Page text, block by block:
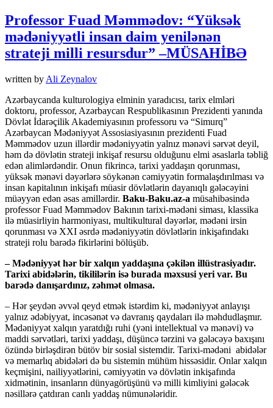
Professor Fuad Məmmədov: “Yüksək
mədəniyyətli insan daim yenilənən
strateji milli resursdur” –MÜSAHİBƏ
written by Ali Zeynalov
Azərbaycanda kulturologiya elminin yaradıcısı, tarix elmləri
doktoru, professor, Azərbaycan Respublikasının Prezidenti yanında
Dövlət İdarəçilik Akademiyasının professoru və “Simurq”
Azərbaycan Mədəniyyət Assosiasiyasının prezidenti Fuad
Məmmədov uzun illərdir mədəniyyətin yalnız mənəvi sərvət deyil,
həm də dövlətin strateji inkişaf resursu olduğunu elmi əsaslarla təbliğ
edən alimlərdəndir. Onun fikrincə, tarixi yaddaşın qorunması,
yüksək mənəvi dəyərlərə söykənən cəmiyyətin formalaşdırılması və
insan kapitalının inkişafı müasir dövlətlərin dayanıqlı gələcəyini
müəyyən edən əsas amillərdir. Baku-Baku.az-a müsahibəsində
professor Fuad Məmmədov Bakının tarixi-mədəni siması, klassika
ilə müasirliyin harmoniyası, multikultural dəyərlər, mədəni irsin
qorunması və XXI əsrdə mədəniyyətin dövlətlərin inkişafındakı
strateji rolu barədə fikirlərini bölüşüb.
– Mədəniyyət hər bir xalqın yaddaşına çəkilən illüstrasiyadır.
Tarixi abidələrin, tikililərin isə burada məxsusi yeri var. Bu
barədə danışardınız, zəhmət olmasa.
– Hər şeydən əvvəl qeyd etmək istərdim ki, mədəniyyət anlayışı
yalnız ədəbiyyat, incəsənət və davranış qaydaları ilə məhdudlaşmır.
Mədəniyyət xalqın yaratdığı ruhi (yəni intellektual və mənəvi) və
maddi sərvətləri, tarixi yaddaşı, düşüncə tərzini və gələcəyə baxışını
özündə birləşdirən bütöv bir sosial sistemdir. Tarixi-mədəni abidələr
və memarlıq abidələri də bu sistemin mühüm hissəsidir. Onlar xalqın
keçmişini, nailiyyətlərini, cəmiyyətin və dövlətin inkişafında
xidmətinin, insanların dünyagörüşünü və milli kimliyini gələcək
nəsillərə çatdıran canlı yaddaş nümunələridir.